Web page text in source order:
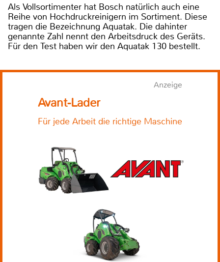
Als Vollsortimenter hat Bosch natürlich auch eine
Reihe von Hochdruckreinigern im Sortiment. Diese
tragen die Bezeichnung Aquatak. Die dahinter
genannte Zahl nennt den Arbeitsdruck des Geräts.
Für den Test haben wir den Aquatak 130 bestellt.
Anzeige
Avant-Lader
Für jede Arbeit die richtige Maschine